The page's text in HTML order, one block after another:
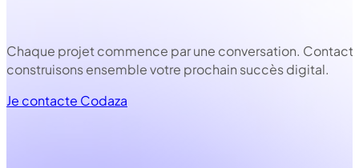
Chaque projet commence par une conversation.
construisons ensemble votre prochain succès digital.
Je contacte Codaza